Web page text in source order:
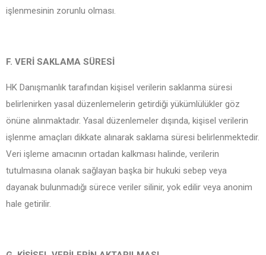
işlenmesinin zorunlu olması.
F. VERİ SAKLAMA SÜRESİ
HK Danışmanlık tarafından kişisel verilerin saklanma süresi
belirlenirken yasal düzenlemelerin getirdiği yükümlülükler göz
önüne alınmaktadır. Yasal düzenlemeler dışında, kişisel verilerin
işlenme amaçları dikkate alınarak saklama süresi belirlenmektedir.
Veri işleme amacının ortadan kalkması halinde, verilerin
tutulmasına olanak sağlayan başka bir hukuki sebep veya
dayanak bulunmadığı sürece veriler silinir, yok edilir veya anonim
hale getirilir.